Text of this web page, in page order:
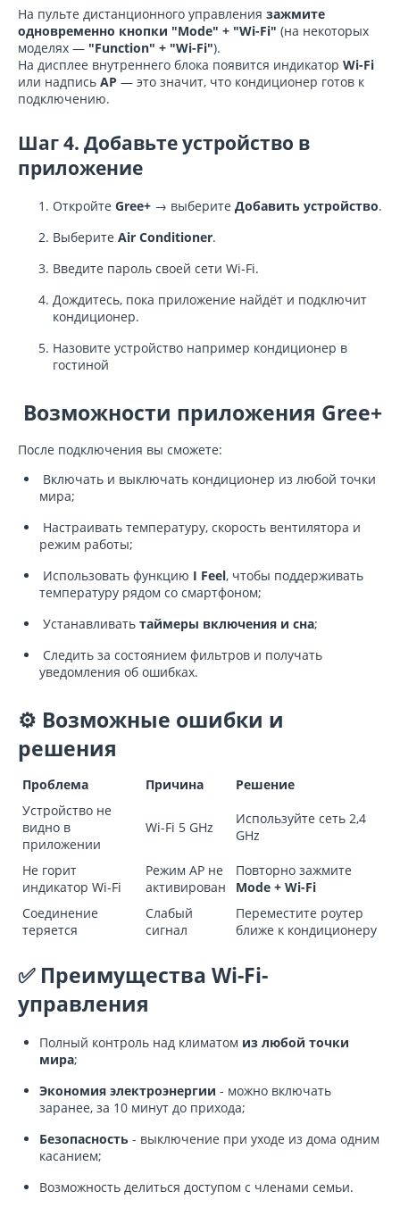
На пульте дистанционного управления зажмите
одновременно кнопки "Mode" + "Wi-Fi" (на некоторых
моделях — "Function" + "Wi-Fi").
На дисплее внутреннего блока появится индикатор Wi-Fi
или надпись AP — это значит, что кондиционер готов к
подключению.
Шаг 4. Добавьте устройство в
приложение
Откройте Gree+ → выберите Добавить устройство.
Выберите Air Conditioner.
Введите пароль своей сети Wi-Fi.
Дождитесь, пока приложение найдёт и подключит
кондиционер.
Назовите устройство например кондиционер в
гостиной
Возможности приложения Gree+
После подключения вы сможете:
Включать и выключать кондиционер из любой точки
мира;
Настраивать температуру, скорость вентилятора и
режим работы;
Использовать функцию I Feel, чтобы поддерживать
температуру рядом со смартфоном;
Устанавливать таймеры включения и сна;
Следить за состоянием фильтров и получать
уведомления об ошибках.
⚙️ Возможные ошибки и
решения
Проблема Причина
Решение
Устройство не
видно в
приложении
Wi-Fi 5 GHz
Используйте сеть 2,4
GHz
Не горит
индикатор Wi-Fi
Режим AP не
активирован
Повторно зажмите
Mode + Wi-Fi
Соединение
теряется
Слабый
сигнал
Переместите роутер
ближе к кондиционеру
✅ Преимущества Wi-Fi-
управления
Полный контроль над климатом из любой точки
мира;
Экономия электроэнергии - можно включать
заранее, за 10 минут до прихода;
Безопасность - выключение при уходе из дома одним
касанием;
Возможность делиться доступом с членами семьи.